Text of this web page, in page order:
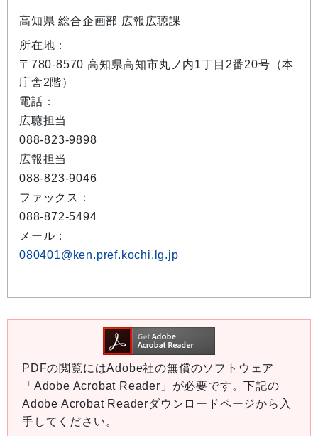
高知県 総合企画部 広報広聴課
所在地：
〒780-8570 高知県高知市丸ノ内1丁目2番20号（本
庁舎2階）
電話：
広聴担当
088-823-9898
広報担当
088-823-9046
ファックス：
088-872-5494
メール：
080401@ken.pref.kochi.lg.jp
PDFの閲覧にはAdobe社の無償のソフトウェア
「Adobe Acrobat Reader」が必要です。下記の
Adobe Acrobat Readerダウンロードページから入
手してください。